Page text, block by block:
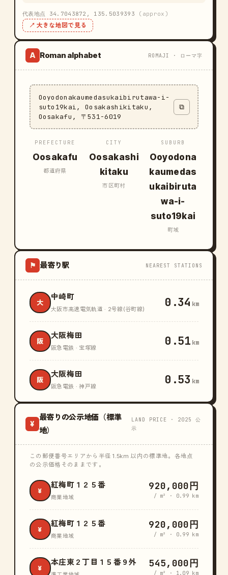
代表地点 34.7043872, 135.5039393 (approx)
↗ 大きな地図で見る
A Roman alphabet ROMAJI · ローマ字
Ooyodonakaumedasukaibirutawa-i-
suto19kai, Oosakashikitaku,
Oosakafu, 〒531-6019
⧉
PREFECTURE
Oosakafu
都道府県
CITY
Oosakashi
kitaku
市区町村
SUBURB
Ooyodona
kaumedas
ukaibiruta
wa-i-
suto19kai
町域
⚑ 最寄り駅 NEAREST STATIONS
大
中崎町
大阪市高速電気軌道 · 2号線(谷町線) 0.34 km
阪
大阪梅田
阪急電鉄 · 宝塚線 0.51 km
阪
大阪梅田
阪急電鉄 · 神戸線 0.53 km
¥
最寄りの公示地価（標準
地）
LAND PRICE · 2025 公
示
この郵便番号エリアから半径 1.5km 以内の標準地。各地点
の公示価格そのままです。
¥
紅梅町１２５番
商業地域
920,000円
/ m² · 0.99 km
¥
紅梅町１２５番
商業地域
920,000円
/ m² · 0.99 km
¥
本庄東２丁目１５番９外 545,000円
/ m² · 1.09 km